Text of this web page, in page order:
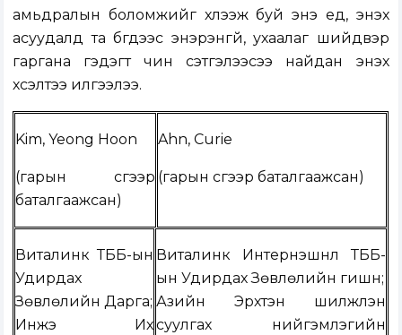
амьдралын боломжийг хүлээж буй энэ үед, энэхүү
асуудалд та бүгдээс энэрэнгүй, ухаалаг шийдвэр
гаргана гэдэгт чин сэтгэлээсээ найдан энэхүү
хүсэлтээ илгээлээ.
Kim, Yeong Hoon
(гарын үсгээр
баталгаажсан)​
Ahn, Curie
(гарын үсгээр баталгаажсан)​
Виталинк ТББ-ын
Удирдах
Зөвлөлийн Дарга;
Инжэ Их
Виталинк Интернэшнл ТББ-
ын Удирдах Зөвлөлийн гишүүн;
Азийн Эрхтэн шилжүүлэн
суулгах нийгэмлэгийн